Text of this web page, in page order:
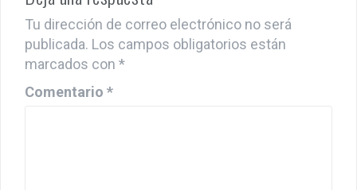
Deja una respuesta
Tu dirección de correo electrónico no será
publicada. Los campos obligatorios están